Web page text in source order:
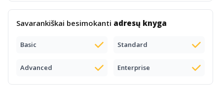
Savarankiškai besimokanti adresų knyga
Basic Standard
Advanced Enterprise